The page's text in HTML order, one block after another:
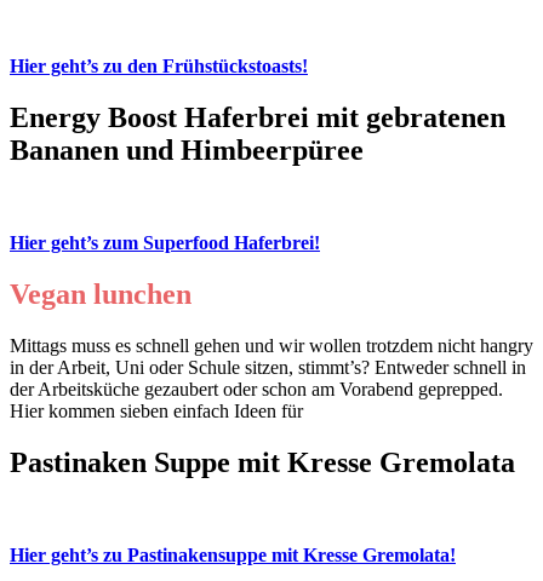
Hier geht’s zu den Frühstückstoasts!
Energy Boost Haferbrei mit gebratenen
Bananen und Himbeerpüree
Hier geht’s zum Superfood Haferbrei!
Vegan lunchen
Mittags muss es schnell gehen und wir wollen trotzdem nicht hangry
in der Arbeit, Uni oder Schule sitzen, stimmt’s? Entweder schnell in
der Arbeitsküche gezaubert oder schon am Vorabend geprepped.
Hier kommen sieben einfach Ideen für
Pastinaken Suppe mit Kresse Gremolata
Hier geht’s zu Pastinakensuppe mit Kresse Gremolata!